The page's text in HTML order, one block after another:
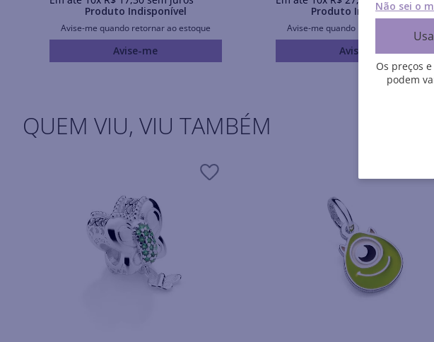
Produto Indisponível
Avise-me quando retornar ao estoque
Avise-me
Produto Indisponível
Avise-me quando retornar ao estoque
Avise-me
QUEM VIU, VIU TAMBÉM
Não sei o
Os preços
podem